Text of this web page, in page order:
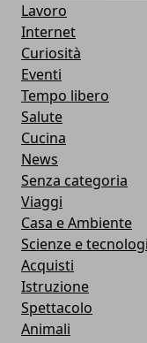
Lavoro
Internet
Curiosità
Eventi
Tempo libero
Salute
Cucina
News
Senza categoria
Viaggi
Casa e Ambiente
Scienze e
Acquisti
Istruzione
Spettacolo
Animali